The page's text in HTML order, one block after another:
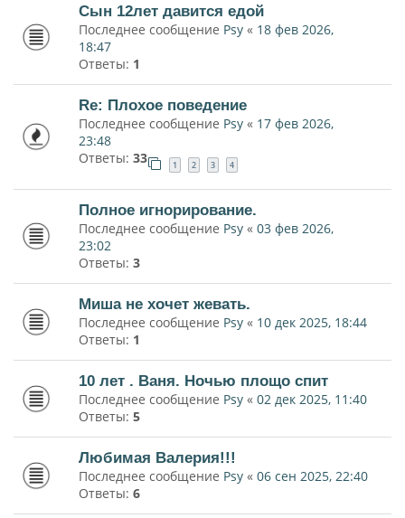
Сын 12лет давится едой
Последнее сообщение Psy « 18 фев 2026,
18:47
Ответы: 1
Re: Плохое поведение
Последнее сообщение Psy « 17 фев 2026,
23:48
Ответы: 33 1 2 3 4
Полное игнорирование.
Последнее сообщение Psy « 03 фев 2026,
23:02
Ответы: 3
Миша не хочет жевать.
Последнее сообщение Psy « 10 дек 2025, 18:44
Ответы: 1
10 лет . Ваня. Ночью площо спит
Последнее сообщение Psy « 02 дек 2025, 11:40
Ответы: 5
Любимая Валерия!!!
Последнее сообщение Psy « 06 сен 2025, 22:40
Ответы: 6